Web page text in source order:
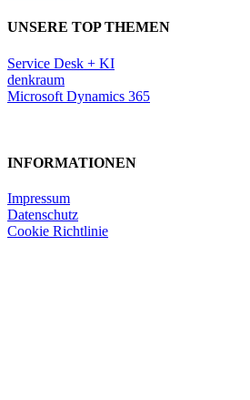
UNSERE TOP THEMEN
Service Desk + KI
denkraum
Microsoft Dynamics 365
INFORMATIONEN
Impressum
Datenschutz
Cookie Richtlinie